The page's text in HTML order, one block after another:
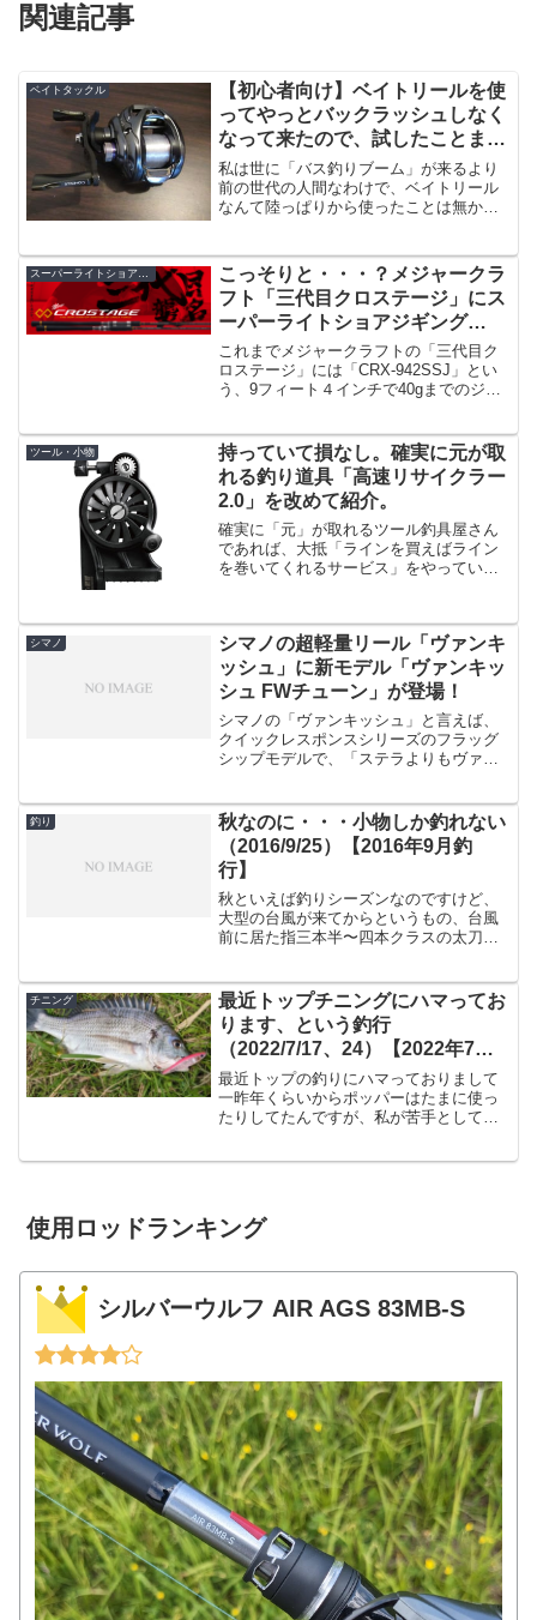
関連記事
ベイトタックル
【初心者向け】ベイトリールを使
ってやっとバックラッシュしなく
なって来たので、試したことまと
め。
私は世に「バス釣りブーム」が来るより
前の世代の人間なわけで、ベイトリール
なんて陸っぱりから使ったことは無かっ
思い立ってベイトタックルを使いだした
わけなんですが、「トラブ...
こっそりと・・・？メジャークラ
フト「三代目クロステージ」にス
ーパーライトショアジギング
「902SSJ」が追加！「CRX-
902SSJ」
これまでメジャークラフトの「三代目ク
ロステージ」には「CRX-942SSJ」とい
う、9フィート４インチで40gまでのジグ
のです。僕のメインロッドは同社のN-
ONE「...
ツール・小物
持っていて損なし。確実に元が取
れる釣り道具「高速リサイクラー
2.0」を改めて紹介。
確実に「元」が取れるツール釣具屋さん
であれば、大抵「ラインを買えばライン
を巻いてくれるサービス」をやっている
2.0」を持っていたので、あまり釣具屋さ
んで巻いてもらった事が...
シマノ
シマノの超軽量リール「ヴァンキ
ッシュ」に新モデル「ヴァンキッ
シュ FWチューン」が登場！
シマノの「ヴァンキッシュ」と言えば、
クイックレスポンスシリーズのフラッグ
シップモデルで、「ステラよりもヴァン
シュですが、昨年16ヴァンキッシュが発
売されて確固たる位置を...
釣り
秋なのに・・・小物しか釣れない
（2016/9/25）【2016年9月釣
行】
秋といえば釣りシーズンなのですけど、
大型の台風が来てからというもの、台風
前に居た指三本半〜四本クラスの太刀魚
わけですが、かといって小潮とか長潮、
９月も末だというのに暑い...
チニング
最近トップチニングにハマってお
ります、という釣行
（2022/7/17、24）【2022年7月
釣果】
最近トップの釣りにハマっておりまして
一昨年くらいからポッパーはたまに使っ
たりしてたんですが、私が苦手としてい
使用ロッドランキング
シルバーウルフ AIR AGS 83MB-S